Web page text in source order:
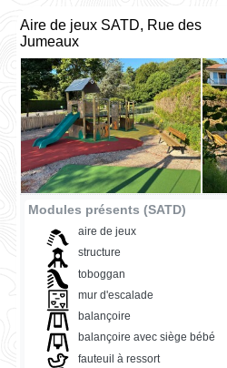
Aire de jeux SATD, Rue des
Jumeaux
Modules présents (SATD)
aire de jeux
structure
toboggan
mur d'escalade
balançoire
balançoire avec siège bébé
fauteuil à ressort